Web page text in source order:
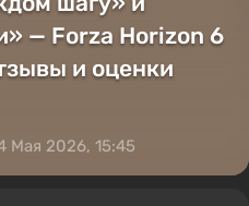
— Forza Horizon 6
и оценки
Мая 2026, 15:45